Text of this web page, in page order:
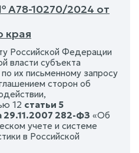
А78-10270/2024 от
края
Российской Федерации
власти субъекта
их письменному запросу
сторон об
12 статьи 5
29.11.2007 282-ФЗ «Об
учете и системе
в Российской